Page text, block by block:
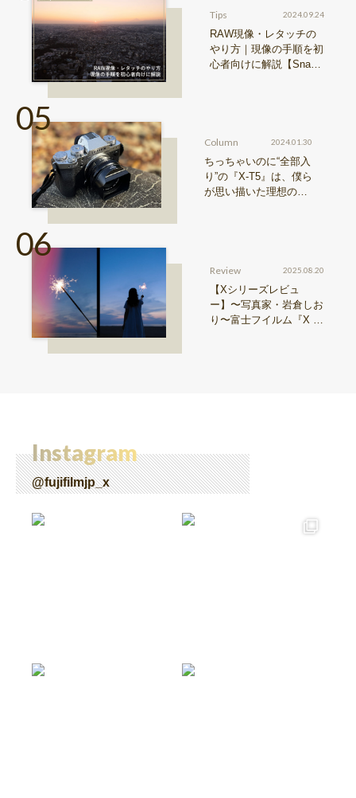
Tips 2024.09.24
RAW現像・レタッチの
やり方｜現像の手順を初
心者向けに解説【Snap
Column 2024.01.30
ちっちゃいのに“全部入
り”の『X-T5』は、僕ら
が思い描いた理想の写
Review 2025.08.20
【Xシリーズレビュ
ー】〜写真家・岩倉しお
り〜富士フイルム『X ha
Instagram
@fujifilmjp_x